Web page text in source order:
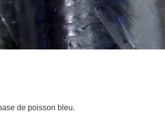
de poisson bleu.